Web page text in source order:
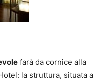
farà da cornice alla
la struttura, situata a